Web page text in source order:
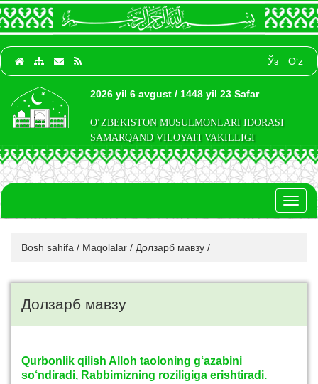
Ўз O‘z
2026 yil 6 avgust / 1448 yil 23 Safar
O‘ZBEKISTON MUSULMONLARI IDORASI
SAMARQAND VILOYATI VAKILLIGI
Bosh sahifa / Maqolalar / Долзарб мавзу /
Долзарб мавзу
Qurbonlik qilish Alloh taoloning g‘azabini
so‘ndiradi, Rabbimizning roziligiga erishtiradi.